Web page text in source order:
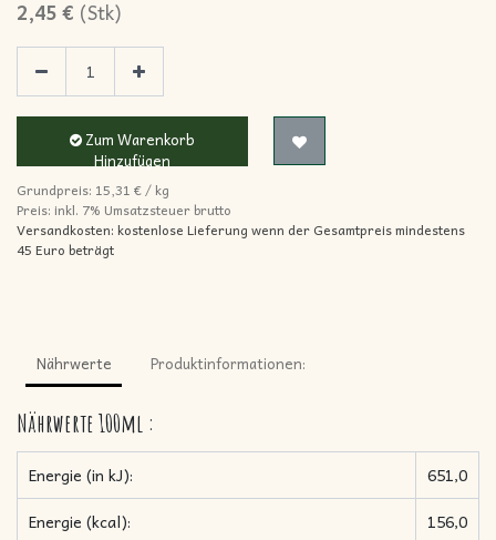
2,45€ (Stk)
Zum Warenkorb
Hinzufügen
Grundpreis: 15,31 €/ kg
Preis: inkl. 7% Umsatzsteuer brutto
Versandkosten: kostenlose Lieferung wenn der Gesamtpreis mindestens
45 Euro beträgt
Nährwerte Produktinformationen:
Nährwerte100ml :
Energie (in kJ):
651,0
Energie (kcal):
156,0